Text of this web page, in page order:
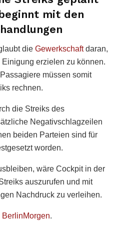
mit den
die Gewerkschaftdaran,
erzielen zu können.
müssen somit
rechnen.
die Streiks des
Negativschlagzeilen
beiden Parteien sind für
worden.
wäre Cockpit in der
auszurufen und mit
Nachdruck zu verleihen.
BerlinMorgen.